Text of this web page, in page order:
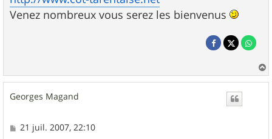
Venez nombreux vous serez les bienvenus
a
Georges Magand
M
21 juil. 2007, 22:10